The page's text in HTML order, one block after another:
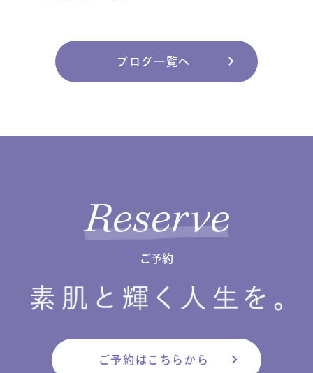
ブログ一覧へ chevron_right
Reserve
ご予約
ご予約はこちらから chevron_right